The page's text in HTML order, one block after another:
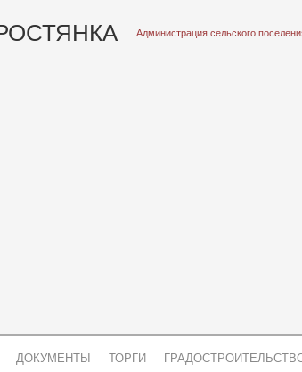
Администрация сельского
ДОКУМЕНТЫ ТОРГИ